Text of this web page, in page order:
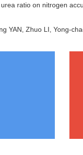
ratio on nitrogen
YAN, Zhuo LI, Yong-